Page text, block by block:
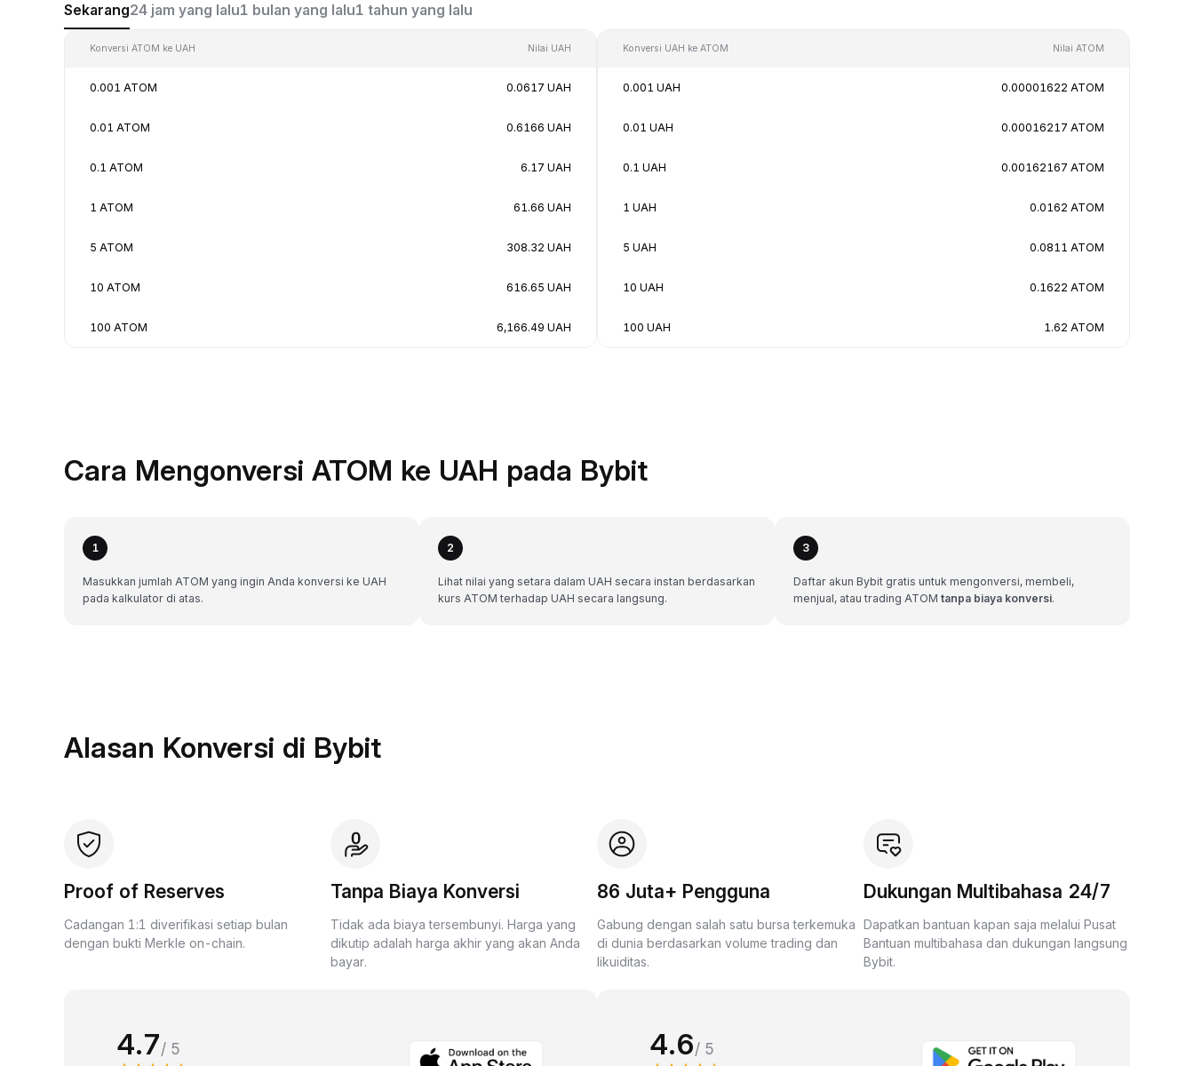
Sekarang24 jam yang lalu1 bulan yang lalu1 tahun yang lalu
Konversi ATOM ke UAH Nilai UAH
0.001 ATOM 0.0617 UAH
0.01 ATOM 0.6166 UAH
0.1 ATOM 6.17 UAH
1 ATOM 61.66 UAH
5 ATOM 308.32 UAH
10 ATOM 616.65 UAH
100 ATOM 6,166.49 UAH
Konversi UAH ke ATOM Nilai ATOM
0.001 UAH 0.00001622 ATOM
0.01 UAH 0.00016217 ATOM
0.1 UAH 0.00162167 ATOM
1 UAH 0.0162 ATOM
5 UAH 0.0811 ATOM
10 UAH 0.1622 ATOM
100 UAH 1.62 ATOM
Cara Mengonversi ATOM ke UAH pada Bybit
1
Masukkan jumlah ATOM yang ingin Anda konversi ke UAH
pada kalkulator di atas.
2
Lihat nilai yang setara dalam UAH secara instan berdasarkan
kurs ATOM terhadap UAH secara langsung.
3
Daftar akun Bybit gratis untuk mengonversi, membeli,
menjual, atau trading ATOM tanpa biaya konversi.
Alasan Konversi di Bybit
Proof of Reserves
Cadangan 1:1 diverifikasi setiap bulan
dengan bukti Merkle on-chain.
Tanpa Biaya Konversi
Tidak ada biaya tersembunyi. Harga yang
dikutip adalah harga akhir yang akan Anda
bayar.
86 Juta+ Pengguna
Gabung dengan salah satu bursa terkemuka
di dunia berdasarkan volume trading dan
likuiditas.
Dukungan Multibahasa 24/7
Dapatkan bantuan kapan saja melalui Pusat
Bantuan multibahasa dan dukungan langsung
Bybit.
4.7/ 5 4.6/ 5